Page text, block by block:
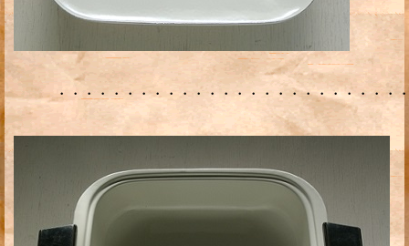
・・・・・・・・・・・・・・・・・・・・・・・・・・